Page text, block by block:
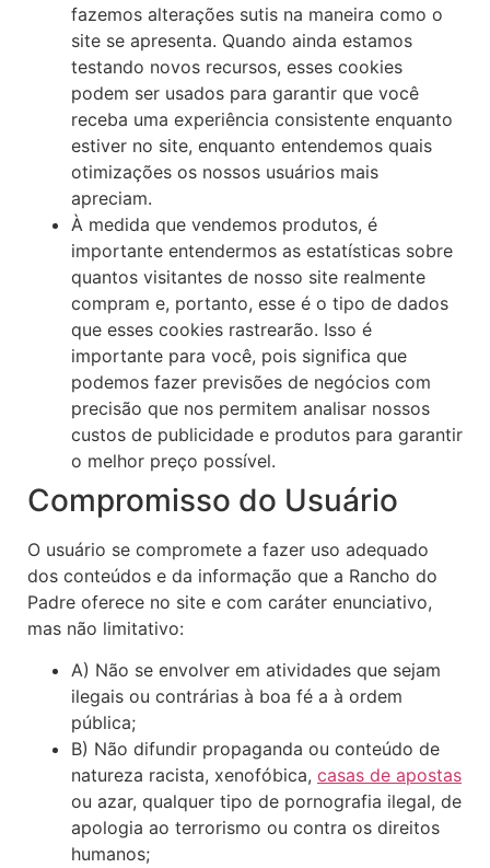
fazemos alterações sutis na maneira como o
site se apresenta. Quando ainda estamos
testando novos recursos, esses cookies
podem ser usados ​​para garantir que você
receba uma experiência consistente enquanto
estiver no site, enquanto entendemos quais
otimizações os nossos usuários mais
apreciam.
À medida que vendemos produtos, é
importante entendermos as estatísticas sobre
quantos visitantes de nosso site realmente
compram e, portanto, esse é o tipo de dados
que esses cookies rastrearão. Isso é
importante para você, pois significa que
podemos fazer previsões de negócios com
precisão que nos permitem analisar nossos
custos de publicidade e produtos para garantir
o melhor preço possível.
Compromisso do Usuário
O usuário se compromete a fazer uso adequado
dos conteúdos e da informação que a Rancho do
Padre oferece no site e com caráter enunciativo,
mas não limitativo:
A) Não se envolver em atividades que sejam
ilegais ou contrárias à boa fé a à ordem
pública;
B) Não difundir propaganda ou conteúdo de
natureza racista, xenofóbica, casas de apostas
ou azar, qualquer tipo de pornografia ilegal, de
apologia ao terrorismo ou contra os direitos
humanos;